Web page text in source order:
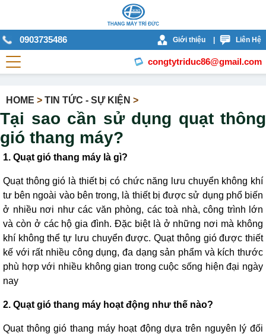
0903735486 Giới thiệu Liên Hệ
congtytriduc86@gmail.com
HOME > TIN TỨC - SỰ KIỆN >
Tại sao cần sử dụng quạt thông
gió thang máy?
1. Quạt gió thang máy là gì?
Quạt thông gió là thiết bị có chức năng lưu chuyển không khí
tư bên ngoài vào bên trong, là thiết bị được sử dụng phổ biến
ở nhiều nơi như các văn phòng, các toà nhà, công trình lớn
và còn ở các hộ gia đình. Đặc biệt là ở những nơi mà không
khí không thể tự lưu chuyển được. Quạt thông gió được thiết
kế với rất nhiều công dụng, đa dạng sản phẩm và kích thước
phù hợp với nhiều không gian trong cuộc sống hiện đại ngày
nay
2. Quạt gió thang máy hoạt động như thế nào?
Quạt thông gió thang máy hoạt động dựa trên nguyên lý đối